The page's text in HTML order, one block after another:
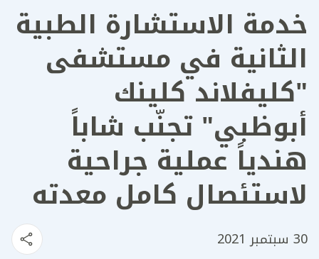
خدمة الاستشارة الطبية
الثانية في مستشفى
"كليفلاند كلينك
أبوظبي" تجنّب شاباً
هندياً عملية جراحية
لاستئصال كامل معدته
30 سبتمبر 2021